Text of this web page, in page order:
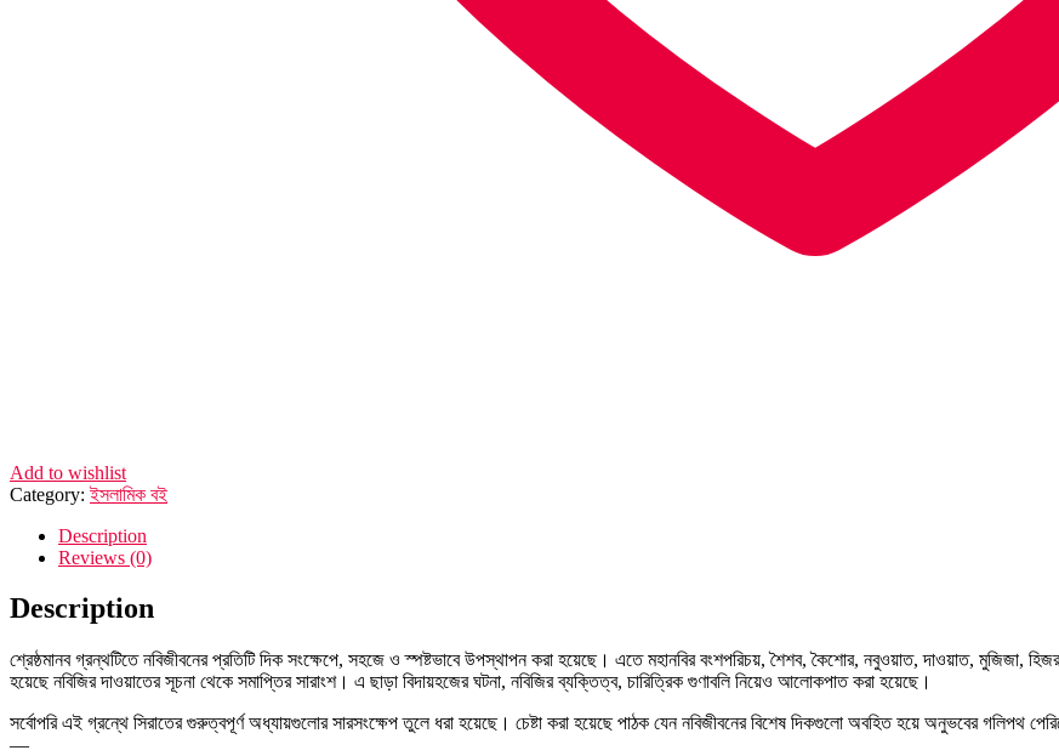
Add to wishlist
Category:ইসলামিক বই
Description
Reviews (0)
Description
শ্রেষ্ঠমানব গ্রন্থটিতে নবিজীবনের প্রতিটি দিক সংক্ষেপে, সহজে ও স্পষ্টভাবে উপস্থাপন করা হয়েছে। এতে মহানবির বংশপরিচয়, শৈশব, কৈশোর, নবুওয়াত, দাওয়াত, মুজিজা,
হয়েছে নবিজির দাওয়াতের সূচনা থেকে সমাপ্তির সারাংশ। এ ছাড়া বিদায়হজের ঘটনা, নবিজির ব্যক্তিত্ব, চারিত্রিক গুণাবলি নিয়েও আলোকপাত করা হয়েছে।
সর্বোপরি এই গ্রন্থে সিরাতের গুরুত্বপূর্ণ অধ্যায়গুলোর সারসংক্ষেপ তুলে ধরা হয়েছে। চেষ্টা করা হয়েছে পাঠক যেন নবিজীবনের বিশেষ দিকগুলো অবহিত হয়ে অনুভবের গলিপথ
—